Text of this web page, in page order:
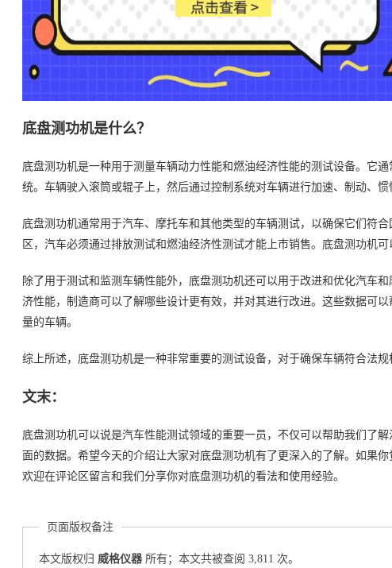
底盘测功机是什么？
底盘测功机是一种用于测量车辆动力性能和燃油经济性能的测试设备。它
统。车辆驶入滚筒或辊子上，然后通过控制系统对车辆进行加速、制动、
底盘测功机通常用于汽车、摩托车和其他类型的车辆测试，以确保它们符
区，汽车必须通过排放测试和燃油经济性测试才能上市销售。底盘测功机
除了用于测试和监测车辆性能外，底盘测功机还可以用于改进和优化汽车
济性能，制造商可以了解哪些设计更有效，并对其进行改进。这些数据可
量的车辆。
综上所述，底盘测功机是一种非常重要的测试设备，对于确保车辆符合法
文末：
底盘测功机可以说是汽车性能测试领域的重要一员，不仅可以帮助我们了
面的数据。希望今天的介绍让大家对底盘测功机有了更深入的了解。如果
欢迎在评论区留言和我们分享你对底盘测功机的看法和使用经验。
页面版权备注
本文版权归 威格仪器 所有；本文共被查阅 3,811 次。